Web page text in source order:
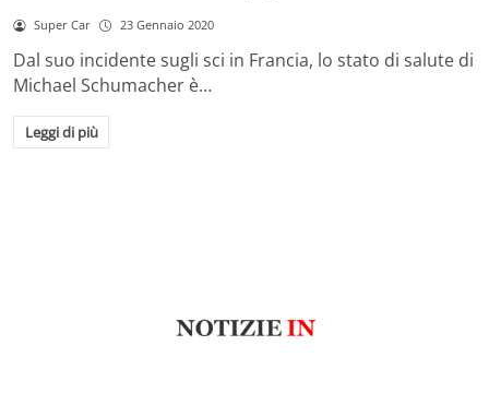
Super Car 23 Gennaio 2020
Dal suo incidente sugli sci in Francia, lo stato di salute di
Michael Schumacher è…
Leggi di più